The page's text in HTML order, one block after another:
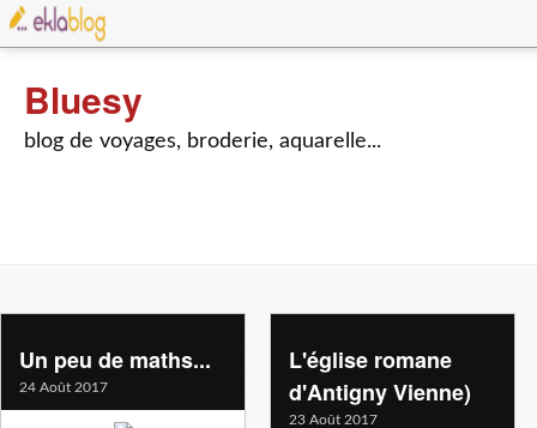
Bluesy
blog de voyages, broderie, aquarelle...
Un peu de maths...
24 Août 2017
L'église romane
d'Antigny Vienne)
23 Août 2017